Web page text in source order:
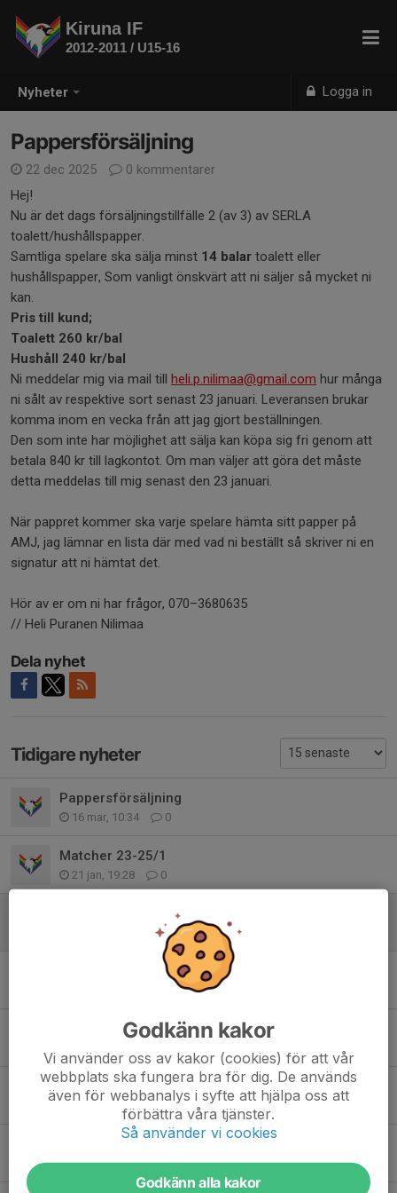
Nyheter Logga in
Kiruna IF
2012-2011 / U15-16
Pappersförsäljning
22 dec 2025
0 kommentarer
Hej!
Nu är det dags försäljningstillfälle 2 (av 3) av SERLA
toalett/hushållspapper.
Samtliga spelare ska sälja minst 14 balar toalett eller
hushållspapper, Som vanligt önskvärt att ni säljer så mycket ni
kan.
Pris till kund;
Toalett 260 kr/bal
Hushåll 240 kr/bal
Ni meddelar mig via mail till heli.p.nilimaa@gmail.com hur många
ni sålt av respektive sort senast 23 januari. Leveransen brukar
komma inom en vecka från att jag gjort beställningen.
Den som inte har möjlighet att sälja kan köpa sig fri genom att
betala 840 kr till lagkontot. Om man väljer att göra det måste
detta meddelas till mig senast den 23 januari.
När pappret kommer ska varje spelare hämta sitt papper på
AMJ, jag lämnar en lista där med vad ni beställt så skriver ni en
signatur att ni hämtat det.
Hör av er om ni har frågor, 070–3680635
// Heli Puranen Nilimaa
Dela nyhet
Tidigare nyheter
Pappersförsäljning
16 mar, 10:34 0
Matcher 23-25/1
21 jan, 19:28 0
Pappersförsäljning
0
Matcher 28-30/11
Ekonominytt (Nytt bankkonto m.m.)
20 sep 2025 0
5 sep 2025 0
Godkänn kakor
Vi använder oss av kakor (cookies) för att vår
webbplats ska fungera bra för dig. De används
även för webbanalys i syfte att hjälpa oss att
förbättra våra tjänster.
Så använder vi cookies
Godkänn alla kakor